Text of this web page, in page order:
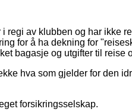
regi av klubben og har ikke
for å ha dekning for
bagasje og utgifter til reise
hva som gjelder for den
forsikringsselskap.